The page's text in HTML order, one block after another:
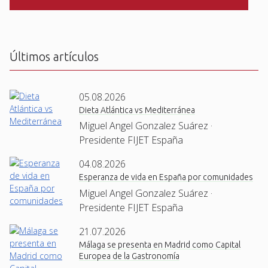
C
Últimos artículos
05.08.2026
Dieta Atlántica vs Mediterránea
Miguel Angel Gonzalez Suárez ·
Presidente FIJET España
04.08.2026
Esperanza de vida en España por comunidades
Miguel Angel Gonzalez Suárez ·
Presidente FIJET España
21.07.2026
Málaga se presenta en Madrid como Capital
Europea de la Gastronomía